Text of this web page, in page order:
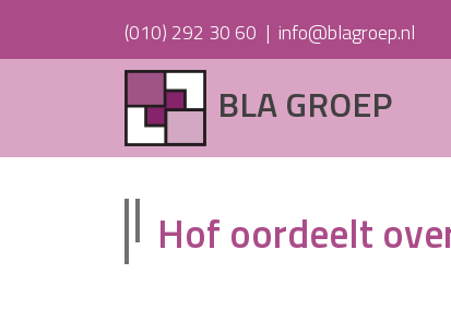
(010) 292 30 60 | info@blagroep.nl
BLA GROEP
Hof oordeelt